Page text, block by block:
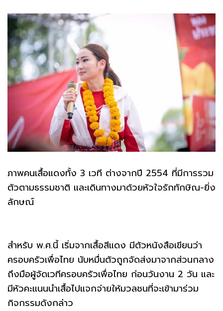
ภาพคนเสื้อแดงทั้ง 3 เวที ต่างจากปี 2554 ที่มีการรวม
ตัวตามธรรมชาติ และเดินทางมาด้วยหัวใจรักทักษิณ-ยิ่ง
ลักษณ์
สำหรับ พ.ศ.นี้ เริ่มจากเสื้อสีแดง มีตัวหนังสือเขียนว่า
ครอบครัวเพื่อไทย นับหมื่นตัวถูกจัดส่งมาจากส่วนกลาง
ถึงมือผู้จัดเวทีครอบครัวเพื่อไทย ก่อนวันงาน 2 วัน และ
มีหัวคะแนนนำเสื้อไปแจกจ่ายให้มวลชนที่จะเข้ามาร่วม
กิจกรรมดังกล่าว